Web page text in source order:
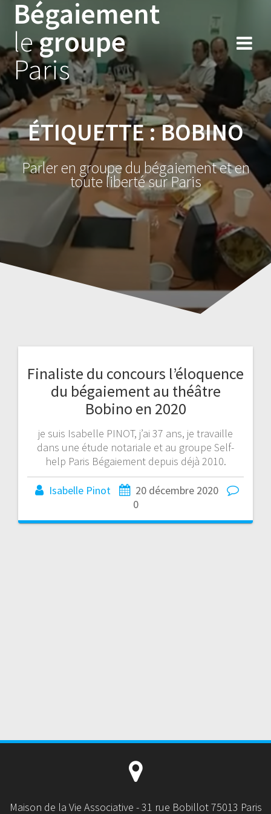
Skip
to
Bégaiement
legroupe
Paris
ÉTIQUETTE :BOBINO
Parler en groupe du bégaiement et en
toute liberté sur Paris
Finaliste du concours l’éloquence
du bégaiement au théâtre
Bobino en 2020
je suis Isabelle PINOT, j’ai 37 ans, je travaille
dans une étude notariale et au groupe Self-
help Paris Bégaiement depuis déjà 2010.
Isabelle Pinot
20 décembre 2020
0
Maison de la Vie Associative - 31 rue Bobillot 75013 Paris